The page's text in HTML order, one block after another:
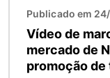
Publicado em
Vídeo de
mercado de
promoção